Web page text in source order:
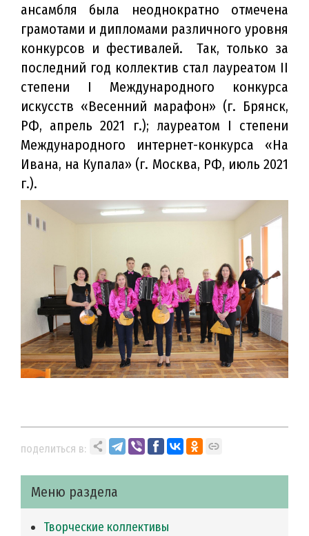
ансамбля была неоднократно отмечена
грамотами и дипломами различного уровня
конкурсов и фестивалей. Так, только за
последний год коллектив стал лауреатом II
степени I Международного конкурса
искусств «Весенний марафон» (г. Брянск,
РФ, апрель 2021 г.); лауреатом I степени
Международного интернет-конкурса «На
Ивана, на Купала» (г. Москва, РФ, июль 2021
г.).
поделиться в:
Меню раздела
Творческие коллективы